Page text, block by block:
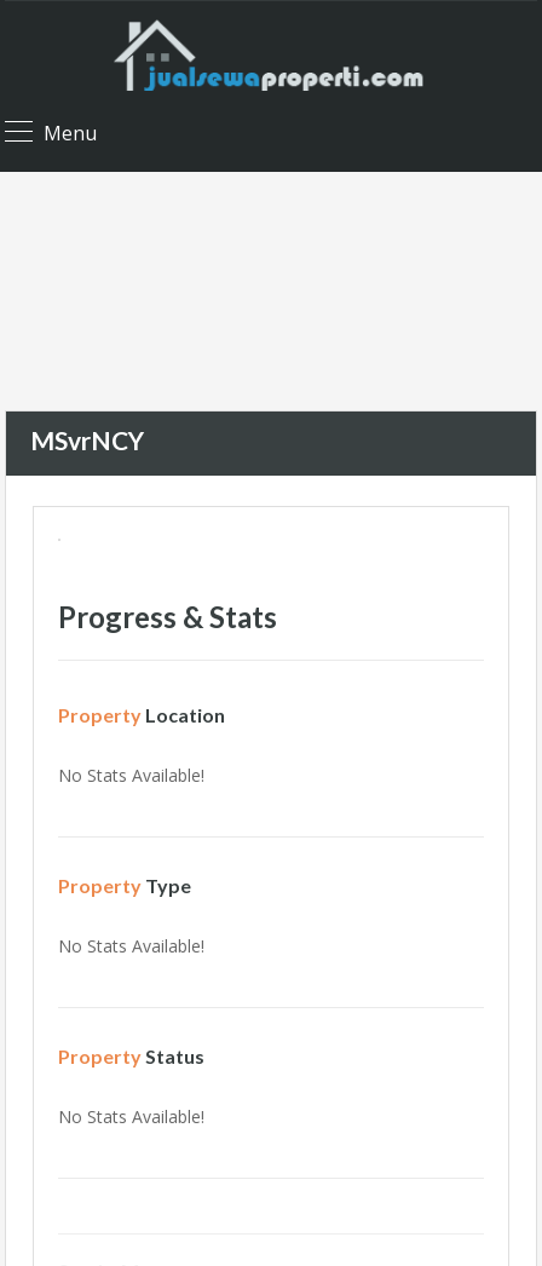
Menu
MSvrNCY
Progress & Stats
Property Location
No Stats Available!
Property Type
No Stats Available!
Property Status
No Stats Available!